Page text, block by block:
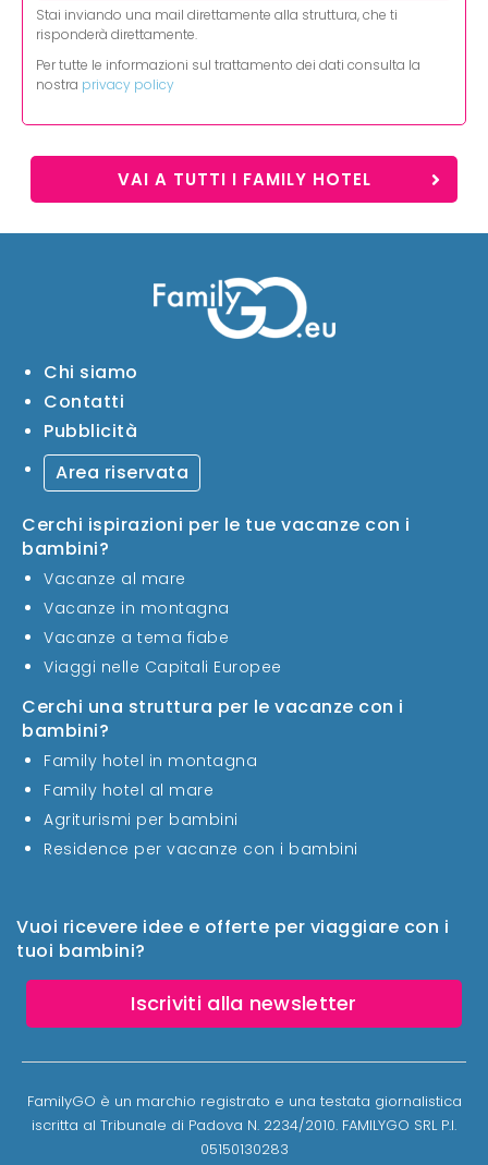
Stai inviando una mail direttamente alla struttura, che ti
risponderà direttamente.
Per tutte le informazioni sul trattamento dei dati consulta la
nostra privacy policy
VAI A TUTTI I FAMILY HOTEL
Vuoi ricevere idee e offerte per viaggiare con i
tuoi bambini?
Iscriviti alla newsletter
Chi siamo
Contatti
Pubblicità
Area riservata
Cerchi ispirazioni per le tue vacanze con i
bambini?
Vacanze al mare
Vacanze in montagna
Vacanze a tema fiabe
Viaggi nelle Capitali Europee
Cerchi una struttura per le vacanze con i
bambini?
Family hotel in montagna
Family hotel al mare
Agriturismi per bambini
Residence per vacanze con i bambini
FamilyGO è un marchio registrato e una testata giornalistica
iscritta al Tribunale di Padova N. 2234/2010. FAMILYGO SRL P.I.
05150130283